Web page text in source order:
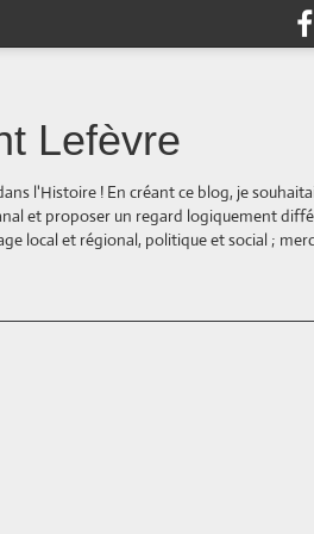
Lefèvre
l'Histoire ! En créant ce blog, je
et proposer un regard logiquement
local et régional, politique et social ;